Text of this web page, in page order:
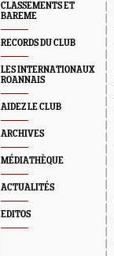
CLASSEMENTS ET
BAREME
RECORDS DU CLUB
LES INTERNATIONAUX
ROANNAIS
AIDEZ LE CLUB
ARCHIVES
MÉDIATHÈQUE
ACTUALITÉS
EDITOS